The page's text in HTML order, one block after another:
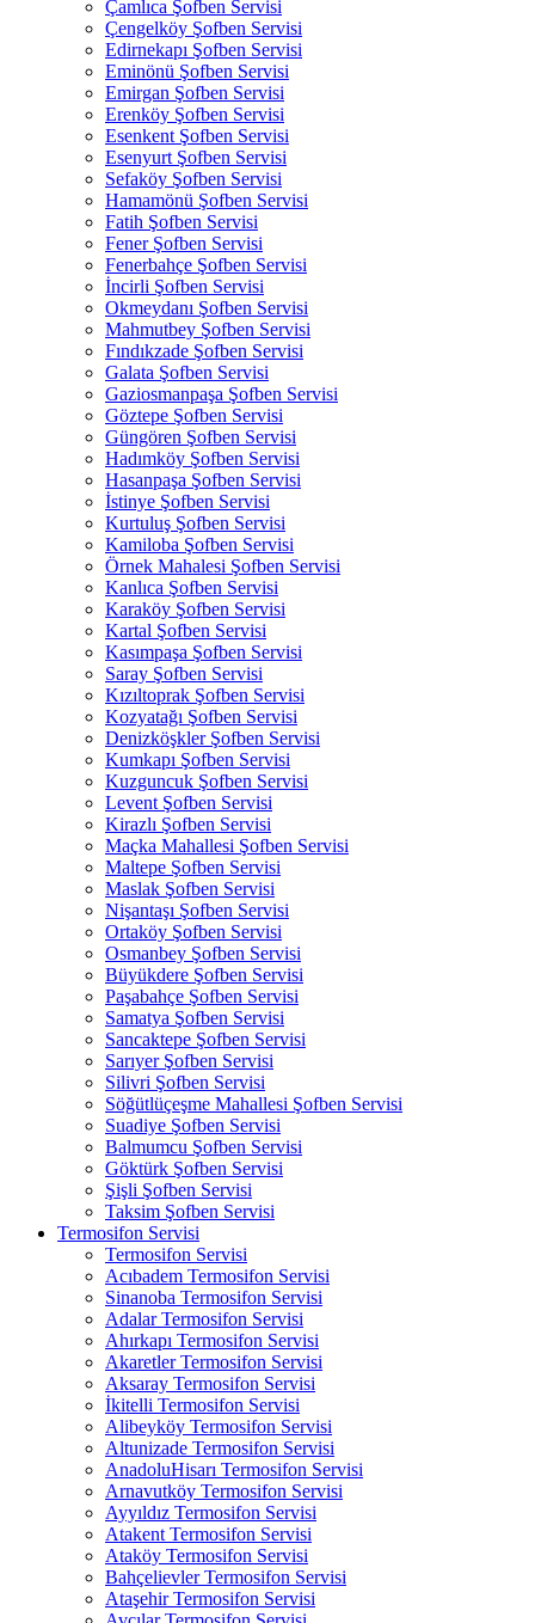
Çamlıca Şofben Servisi
Çengelköy Şofben Servisi
Edirnekapı Şofben Servisi
Eminönü Şofben Servisi
Emirgan Şofben Servisi
Erenköy Şofben Servisi
Esenkent Şofben Servisi
Esenyurt Şofben Servisi
Sefaköy Şofben Servisi
Hamamönü Şofben Servisi
Fatih Şofben Servisi
Fener Şofben Servisi
Fenerbahçe Şofben Servisi
İncirli Şofben Servisi
Okmeydanı Şofben Servisi
Mahmutbey Şofben Servisi
Fındıkzade Şofben Servisi
Galata Şofben Servisi
Gaziosmanpaşa Şofben Servisi
Göztepe Şofben Servisi
Güngören Şofben Servisi
Hadımköy Şofben Servisi
Hasanpaşa Şofben Servisi
İstinye Şofben Servisi
Kurtuluş Şofben Servisi
Kamiloba Şofben Servisi
Örnek Mahalesi Şofben Servisi
Kanlıca Şofben Servisi
Karaköy Şofben Servisi
Kartal Şofben Servisi
Kasımpaşa Şofben Servisi
Saray Şofben Servisi
Kızıltoprak Şofben Servisi
Kozyatağı Şofben Servisi
Denizköşkler Şofben Servisi
Kumkapı Şofben Servisi
Kuzguncuk Şofben Servisi
Levent Şofben Servisi
Kirazlı Şofben Servisi
Maçka Mahallesi Şofben Servisi
Maltepe Şofben Servisi
Maslak Şofben Servisi
Nişantaşı Şofben Servisi
Ortaköy Şofben Servisi
Osmanbey Şofben Servisi
Büyükdere Şofben Servisi
Paşabahçe Şofben Servisi
Samatya Şofben Servisi
Sancaktepe Şofben Servisi
Sarıyer Şofben Servisi
Silivri Şofben Servisi
Söğütlüçeşme Mahallesi Şofben Servisi
Suadiye Şofben Servisi
Balmumcu Şofben Servisi
Göktürk Şofben Servisi
Şişli Şofben Servisi
Taksim Şofben Servisi
Termosifon Servisi
Termosifon Servisi
Acıbadem Termosifon Servisi
Sinanoba Termosifon Servisi
Adalar Termosifon Servisi
Ahırkapı Termosifon Servisi
Akaretler Termosifon Servisi
Aksaray Termosifon Servisi
İkitelli Termosifon Servisi
Alibeyköy Termosifon Servisi
Altunizade Termosifon Servisi
AnadoluHisarı Termosifon Servisi
Arnavutköy Termosifon Servisi
Ayyıldız Termosifon Servisi
Atakent Termosifon Servisi
Ataköy Termosifon Servisi
Bahçelievler Termosifon Servisi
Ataşehir Termosifon Servisi